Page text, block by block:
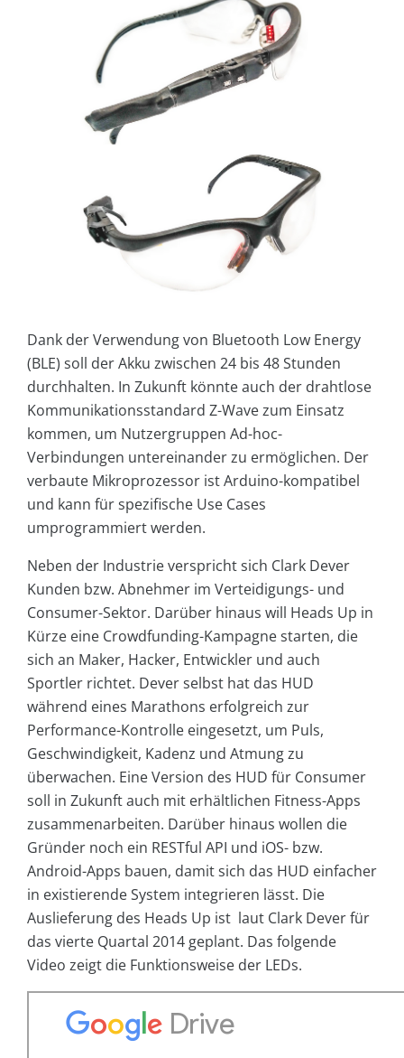
Dank der Verwendung von Bluetooth Low Energy
(BLE) soll der Akku zwischen 24 bis 48 Stunden
durchhalten. In Zukunft könnte auch der drahtlose
Kommunikationsstandard Z-Wave zum Einsatz
kommen, um Nutzergruppen Ad-hoc-
Verbindungen untereinander zu ermöglichen. Der
verbaute Mikroprozessor ist Arduino-kompatibel
und kann für spezifische Use Cases
umprogrammiert werden.
Neben der Industrie verspricht sich Clark Dever
Kunden bzw. Abnehmer im Verteidigungs- und
Consumer-Sektor. Darüber hinaus will Heads Up in
Kürze eine Crowdfunding-Kampagne starten, die
sich an Maker, Hacker, Entwickler und auch
Sportler richtet. Dever selbst hat das HUD
während eines Marathons erfolgreich zur
Performance-Kontrolle eingesetzt, um Puls,
Geschwindigkeit, Kadenz und Atmung zu
überwachen. Eine Version des HUD für Consumer
soll in Zukunft auch mit erhältlichen Fitness-Apps
zusammenarbeiten. Darüber hinaus wollen die
Gründer noch ein RESTful API und iOS- bzw.
Android-Apps bauen, damit sich das HUD einfacher
in existierende System integrieren lässt. Die
Auslieferung des Heads Up ist laut Clark Dever für
das vierte Quartal 2014 geplant. Das folgende
Video zeigt die Funktionsweise der LEDs.